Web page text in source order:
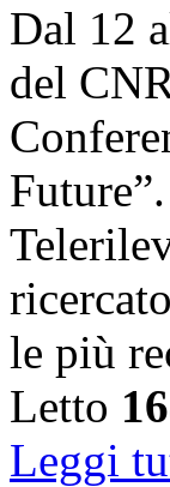
Dal 12
del
le più
Letto
Leggi